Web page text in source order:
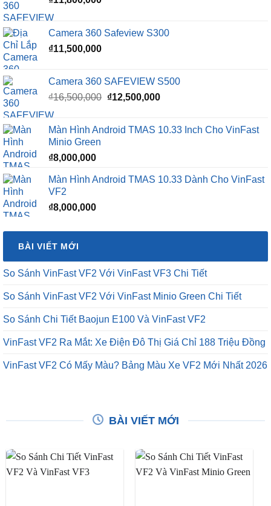
Camera 360 Safeview S300
₫11,500,000
Camera 360 SAFEVIEW S500
₫16,500,000 Giá
₫16,500,000.
₫12,500,000Giá
là:
Màn Hình Android TMAS 10.33 Inch Cho VinFast
Minio Green
₫8,000,000
Màn Hình Android TMAS 10.33 Dành Cho VinFast
VF2
₫8,000,000
BÀI VIẾT MỚI
So Sánh VinFast VF2 Với VinFast VF3 Chi Tiết
So Sánh VinFast VF2 Với VinFast Minio Green Chi Tiết
So Sánh Chi Tiết Baojun E100 Và VinFast VF2
VinFast VF2 Ra Mắt: Xe Điện Đô Thị Giá Chỉ 188 Triệu Đồng
VinFast VF2 Có Mấy Màu? Bảng Màu Xe VF2 Mới Nhất 2026
BÀI VIẾT MỚI